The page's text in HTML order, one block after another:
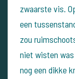
zwaarste vis.
een
zou
niet wisten
nog een dikke